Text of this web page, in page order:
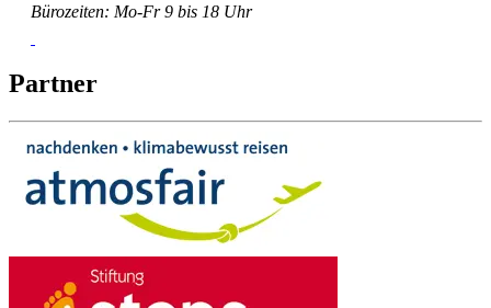
Bürozeiten: Mo-Fr 9 bis 18 Uhr
Partner